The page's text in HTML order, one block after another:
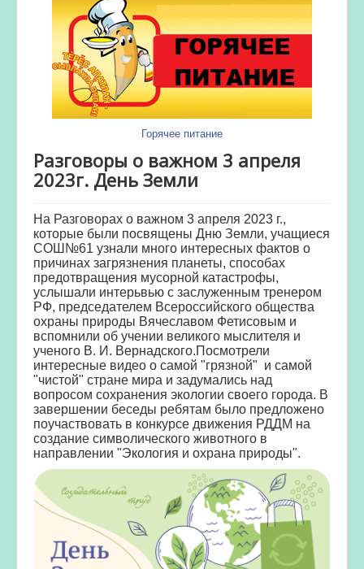
Горячее питание
Разговоры о важном 3 апреля
2023г. День Земли
На Разговорах о важном 3 апреля 2023 г.,
которые были посвящены Дню Земли, учащиеся
СОШ№61 узнали много интересных фактов о
причинах загрязнения планеты, способах
предотвращения мусорной катастрофы,
услышали интерьвью с заслуженным тренером
РФ, председателем Всероссийского общества
охраны природы Вячеславом Фетисовым и
вспомнили об учении великого мыслителя и
ученого В. И. Вернадского.Посмотрели
интересные видео о самой "грязной" и самой
"чистой" стране мира и задумались над
вопросом сохранения экологии своего города. В
завершении беседы ребятам было предложено
поучаствовать в конкурсе движения РДДМ на
создание символического животного в
направлении "Экология и охрана природы".